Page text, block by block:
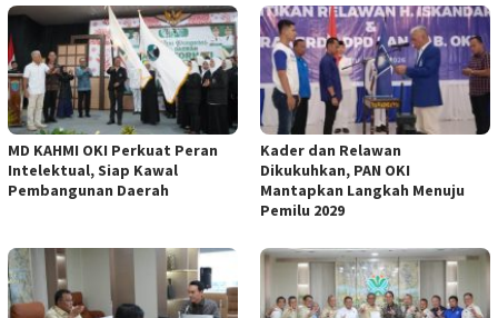
MD KAHMI OKI Perkuat Peran
Intelektual, Siap Kawal
Pembangunan Daerah
Kader dan Relawan
Dikukuhkan, PAN OKI
Mantapkan Langkah Menuju
Pemilu 2029